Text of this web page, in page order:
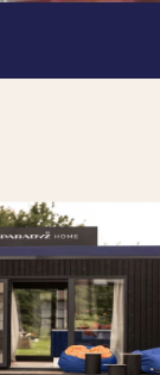
MÓJ PROFIL
SK DE UK